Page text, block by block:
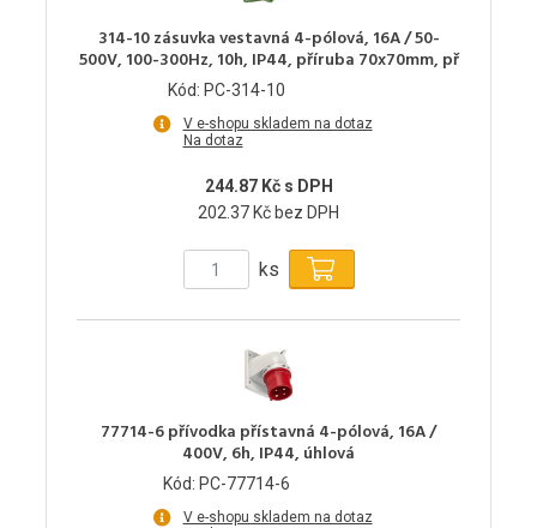
314-10 zásuvka vestavná 4-pólová, 16A / 50-
500V, 100-300Hz, 10h, IP44, příruba 70x70mm, př
Kód: PC-314-10
V e-shopu skladem na dotaz
Na dotaz
244.87 Kč s DPH
202.37 Kč bez DPH
ks
77714-6 přívodka přístavná 4-pólová, 16A /
400V, 6h, IP44, úhlová
Kód: PC-77714-6
V e-shopu skladem na dotaz